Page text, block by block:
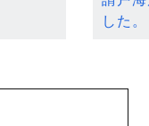
した。